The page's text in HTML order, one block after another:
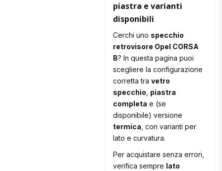
piastra e varianti
disponibili
Cerchi uno specchio
retrovisore Opel CORSA
B? In questa pagina puoi
scegliere la configurazione
corretta travetro
specchio piastra
completa e (se
disponibile) versione
termica , con varianti per
lato e curvatura.
Per acquistare senza errori,
verifica sempre lato